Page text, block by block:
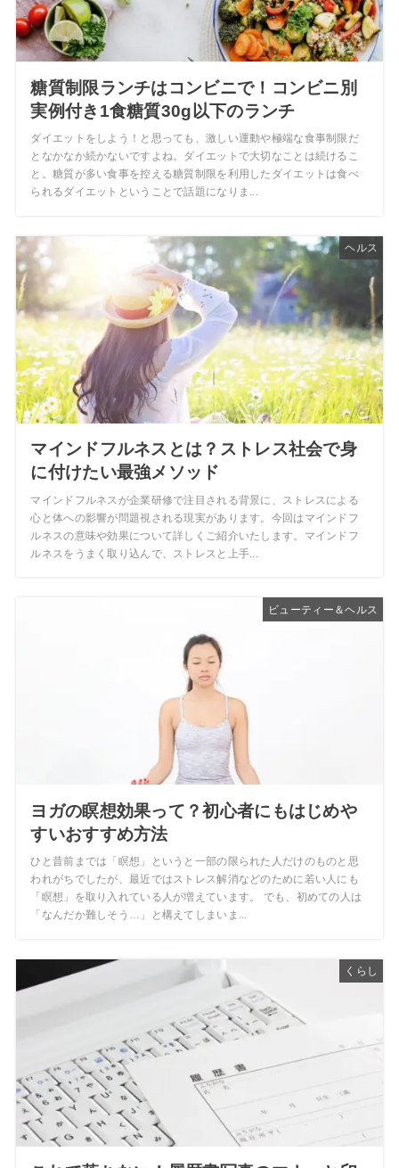
糖質制限ランチはコンビニで！コンビニ別
実例付き1食糖質30g以下のランチ
ダイエットをしよう！と思っても、激しい運動や極端な食事制限だ
となかなか続かないですよね。ダイエットで大切なことは続けるこ
と。糖質が多い食事を控える糖質制限を利用したダイエットは食べ
られるダイエットということで話題になりま...
ヘルス
マインドフルネスとは？ストレス社会で身
に付けたい最強メソッド
マインドフルネスが企業研修で注目される背景に、ストレスによる
心と体への影響が問題視される現実があります。今回はマインドフ
ルネスの意味や効果について詳しくご紹介いたします。マインドフ
ルネスをうまく取り込んで、ストレスと上手...
ビューティー＆ヘルス
ヨガの瞑想効果って？初心者にもはじめや
すいおすすめ方法
ひと昔前までは「瞑想」というと一部の限られた人だけのものと思
われがちでしたが、最近ではストレス解消などのために若い人にも
「瞑想」を取り入れている人が増えています。 でも、初めての人は
「なんだか難しそう…」と構えてしまいま...
くらし